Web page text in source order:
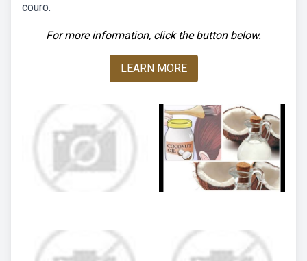
couro.
For more information, click the button below.
LEARN MORE